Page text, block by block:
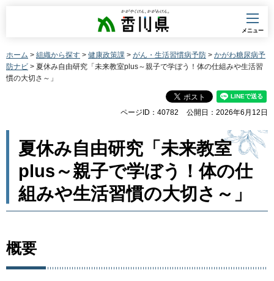
香川県
メニュー
ホーム > 組織から探す > 健康政策課 > がん・生活習慣病予防 > かがわ糖尿病予
防ナビ > 夏休み自由研究「未来教室plus～親子で学ぼう！体の仕組みや生活習
慣の大切さ～」
ページID：40782 公開日：2026年6月12日
夏休み自由研究「未来教室
plus～親子で学ぼう！体の仕
組みや生活習慣の大切さ～」
概要